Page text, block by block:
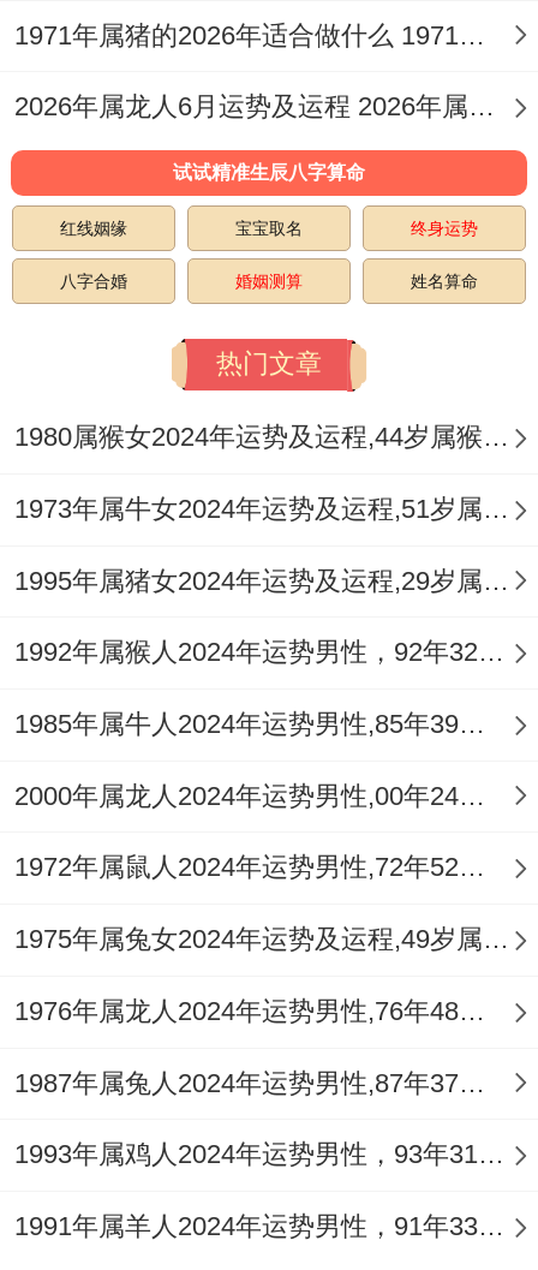
谊，化解冲克带来的口舌与隔阂，人际层
面，比肩透出代表着朋友、同事往来频繁，
浅言深而授人以柄。
健康与安全方面96年鼠男在丙午年需特别注
意哪些问题？
子午冲在健康层面应验为水火相战。需特别
防范心脑血管、眼睛及泌尿为你在领域 的急
症，伏吟与血刃煞星的作用，则预示该年易
有血光之灾，如意外受伤、手术或交通事
遵守规则，忌冒险冲动。
精神压力因事业与感情的动荡而增大，易造
与水边静心（借水调候）来舒缓情绪。
依据风水布局，五黄廉贞星（大煞星）2026
红色或发出巨大声响，宜静不宜动，可摆放
祥安阁瑞兽迎祥以白玉貔貅之祥与气场镇慑
裨益。
2026年有哪些有利的风水方位可供96年鼠男
星体系为此提供了准确的方位指南，一白贪
1971年属猪的2026年适合做什么 1971年属猪的朝向发展
2026年属龙人6月运势及运程 2026年属龙人6月份的事业运势
试试精准生辰八字算命
红线姻缘 宝宝取名 终身运势
八字合婚 婚姻测算 姓名算命
热门文章
1980属猴女2024年运势及运程,44岁属猴人2024全年每月运势女性如何
1973年属牛女2024年运势及运程,51岁属牛人2024全年每月运势女性如何
1995年属猪女2024年运势及运程,29岁属猪人2024全年每月运势女性如何
1992年属猴人2024年运势男性，92年32岁属猴男2024年每月运程怎么样
1985年属牛人2024年运势男性,85年39岁属牛男2024年每月运程怎么样
2000年属龙人2024年运势男性,00年24岁属龙男2024年每月运程怎么样
1972年属鼠人2024年运势男性,72年52岁属鼠男2024年每月运程怎么样
1975年属兔女2024年运势及运程,49岁属兔人2024全年每月运势女性如何
1976年属龙人2024年运势男性,76年48岁属龙男2024年每月运程怎么样
1987年属兔人2024年运势男性,87年37岁属兔男2024年每月运程怎么样
1993年属鸡人2024年运势男性，93年31岁属鸡男2024年每月运程怎么样
1991年属羊人2024年运势男性，91年33岁属羊男2024年每月运程怎么样